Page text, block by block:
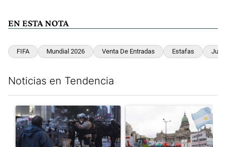
EN ESTA NOTA
FIFA Mundial 2026 Venta De Entradas Estafas
Noticias en Tendencia
Un artículo de tendencia con el título "La tensión frente al
Un artículo de tendencia